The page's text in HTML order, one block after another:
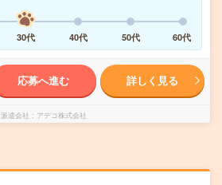
30代 40代 50代 60代
応募へ進む 詳しく見る
派遣会社 アデコ株式会社